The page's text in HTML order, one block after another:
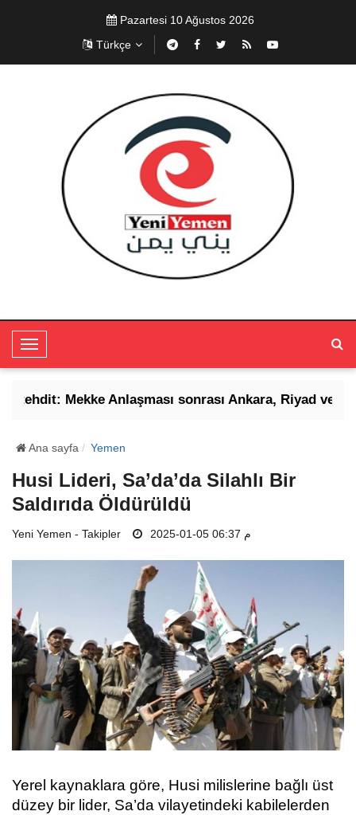
Pazartesi 10 Ağustos 2026
Türkçe
T
o
g
e
a
v
g
a
o
n
Mekke Anlaşması sonrası Ankara, Riyad ve
Ana sayfa Yemen
Husi Lideri, Sa’da’da Silahlı Bir
Saldırıda Öldürüldü
Yeni Yemen - Takipler 2025-01-05 06:37 م
Yerel kaynaklara göre, Husi milislerine bağlı üst
düzey bir lider, Sa’da vilayetindeki kabilelerden